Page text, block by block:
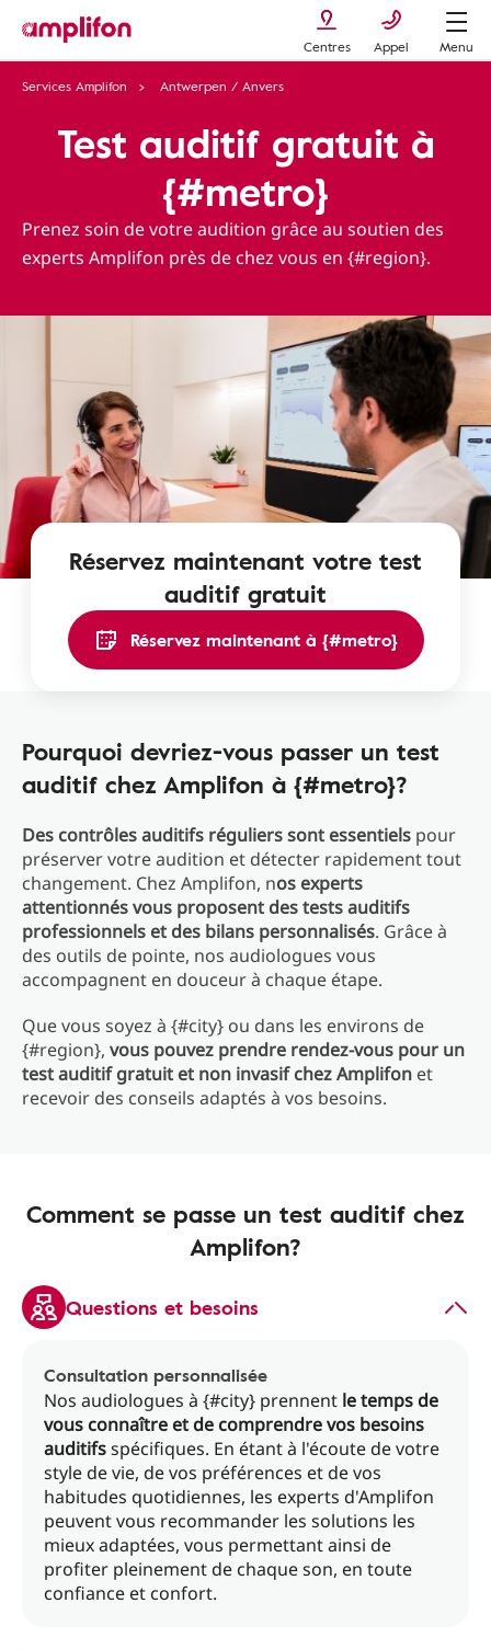
Centres Appel
Menu
Services Amplifon
Antwerpen / Anvers
Test auditif gratuit à
{#metro}
Prenez soin de votre audition grâce au soutien des
experts Amplifon près de chez vous en {#region}.
Réservez maintenant votre test
auditif gratuit
Réservez maintenant à {#metro}
Pourquoi devriez-vous passer un test
auditif chez Amplifon à {#metro}?
Des contrôles auditifs réguliers sont essentiels pour
préserver votre audition et détecter rapidement tout
changement. Chez Amplifon, nos experts
attentionnés vous proposent des tests auditifs
professionnels et des bilans personnalisés. Grâce à
des outils de pointe, nos audiologues vous
accompagnent en douceur à chaque étape.
Que vous soyez à {#city} ou dans les environs de
{#region}, vous pouvez prendre rendez-vous pour un
test auditif gratuit et non invasif chez Amplifon et
recevoir des conseils adaptés à vos besoins.
Comment se passe un test auditif chez
Amplifon?
Questions et besoins
Consultation personnalisée
Nos audiologues à {#city} prennent le temps de
vous connaître et de comprendre vos besoins
auditifsspécifiques. En étant à l'écoute de votre
style de vie, de vos préférences et de vos
habitudes quotidiennes, les experts d'Amplifon
peuvent vous recommander les solutions les
mieux adaptées, vous permettant ainsi de
profiter pleinement de chaque son, en toute
confiance et confort.